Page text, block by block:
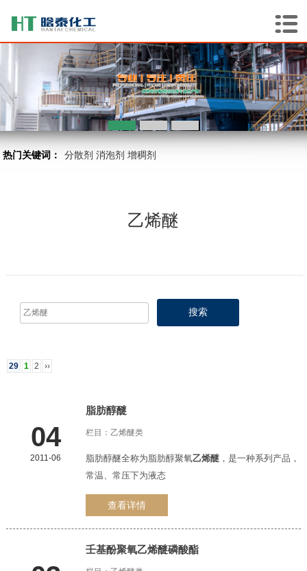
1 2 3
热门关键词： 分散剂 消泡剂 增稠剂
乙烯醚
29 1 2 ››
04
2011-06
脂肪醇醚
栏目： 乙烯醚类
脂肪醇醚全称为脂肪醇聚氧乙烯醚，是一种系列产品，
常温、常压下为液态
查看详情
壬基酚聚氧乙烯醚磷酸酯